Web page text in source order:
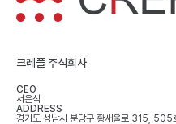
크레플 주식회사
CEO
서은석
ADDRESS
경기도 성남시 분당구 황새울로 315, 505